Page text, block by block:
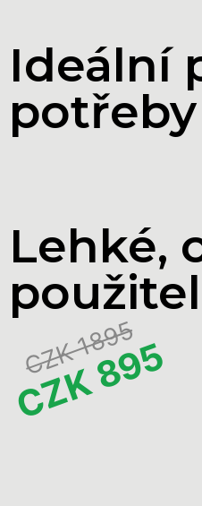
Ideální
Lehké,
CZK 1895
CZK 895